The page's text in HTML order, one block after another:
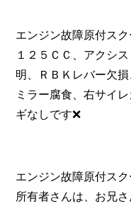
エンジン故障原付ス
１２５ＣＣ、アクシ
明、ＲＢＫレバー欠
ミラー腐食、右サイ
ギなしです❌
エンジン故障原付ス
所有者さんは、お兄